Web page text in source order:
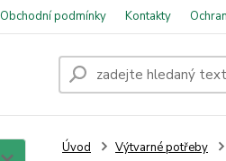
Obchodní podmínky Kontakty
Úvod Výtvarné potřeby